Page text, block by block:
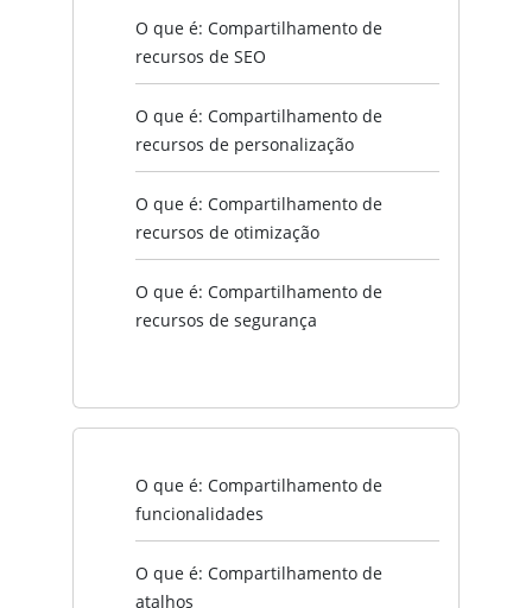
O que é: Compartilhamento de
recursos de SEO
O que é: Compartilhamento de
recursos de personalização
O que é: Compartilhamento de
recursos de otimização
O que é: Compartilhamento de
recursos de segurança
O que é: Compartilhamento de
funcionalidades
O que é: Compartilhamento de
atalhos